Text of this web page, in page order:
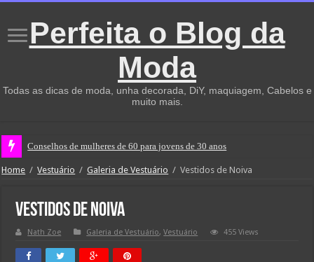
Perfeita o Blog da
Moda
Todas as dicas de moda, unha decorada, DiY, maquiagem, Cabelos e
muito mais.
Conselhos de mulheres de 60 para jovens de 30 anos
Home / Vestuário / Galeria de Vestuário / Vestidos de Noiva
Vestidos de Noiva
Nath Zoe Galeria de Vestuário,Vestuário 455 Views